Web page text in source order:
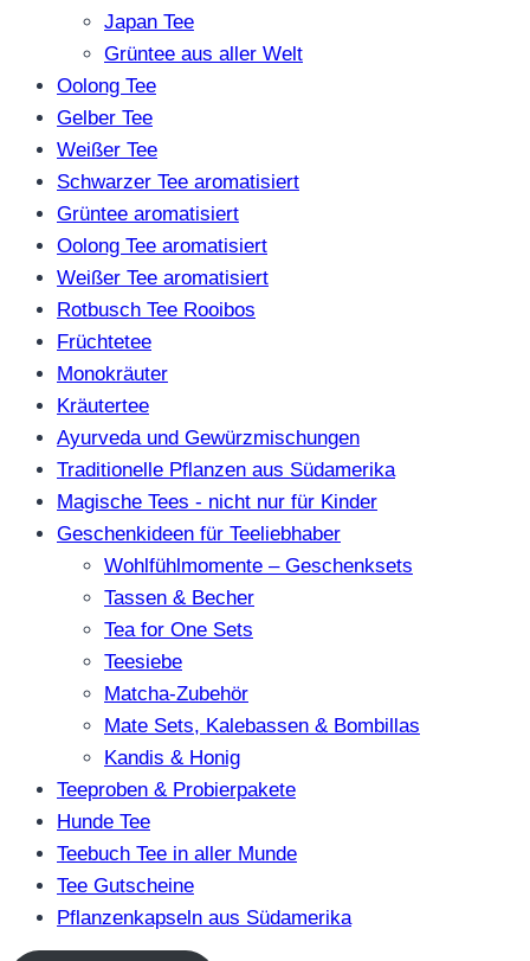
Japan Tee
Grüntee aus aller Welt
Oolong Tee
Gelber Tee
Weißer Tee
Schwarzer Tee aromatisiert
Grüntee aromatisiert
Oolong Tee aromatisiert
Weißer Tee aromatisiert
Rotbusch Tee Rooibos
Früchtetee
Monokräuter
Kräutertee
Ayurveda und Gewürzmischungen
Traditionelle Pflanzen aus Südamerika
Magische Tees - nicht nur für Kinder
Geschenkideen für Teeliebhaber
Wohlfühlmomente – Geschenksets
Tassen & Becher
Tea for One Sets
Teesiebe
Matcha-Zubehör
Mate Sets, Kalebassen & Bombillas
Kandis & Honig
Teeproben & Probierpakete
Hunde Tee
Teebuch Tee in aller Munde
Tee Gutscheine
Pflanzenkapseln aus Südamerika